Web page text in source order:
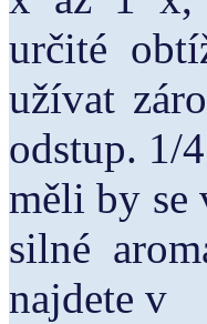
určité
užívat
odstup. 1/
měli by se
silné
najdete v